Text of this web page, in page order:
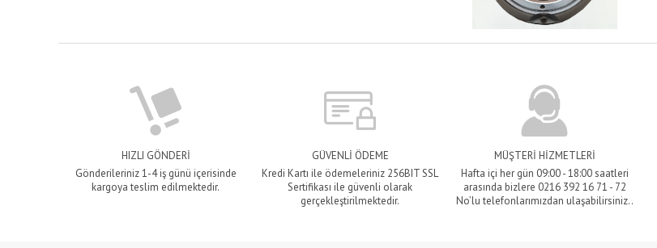
HIZLI GÖNDERİ
Gönderileriniz 1-4 iş günü içerisinde
kargoya teslim edilmektedir.
GÜVENLİ ÖDEME
Kredi Kartı ile ödemeleriniz 256BIT SSL
Sertifikası ile güvenli olarak
gerçekleştirilmektedir.
MÜŞTERİ HİZMETLERİ
Hafta içi her gün 09:00 - 18:00 saatleri
arasında bizlere 0216 392 16 71 - 72
No’lu telefonlarımızdan ulaşabilirsiniz..